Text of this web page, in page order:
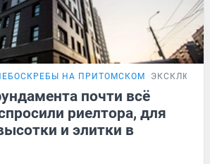
НА ПРИТОМСКОМ ЭКСКЛЮЗИВ
почти всё
риелтора, для
и элитки в